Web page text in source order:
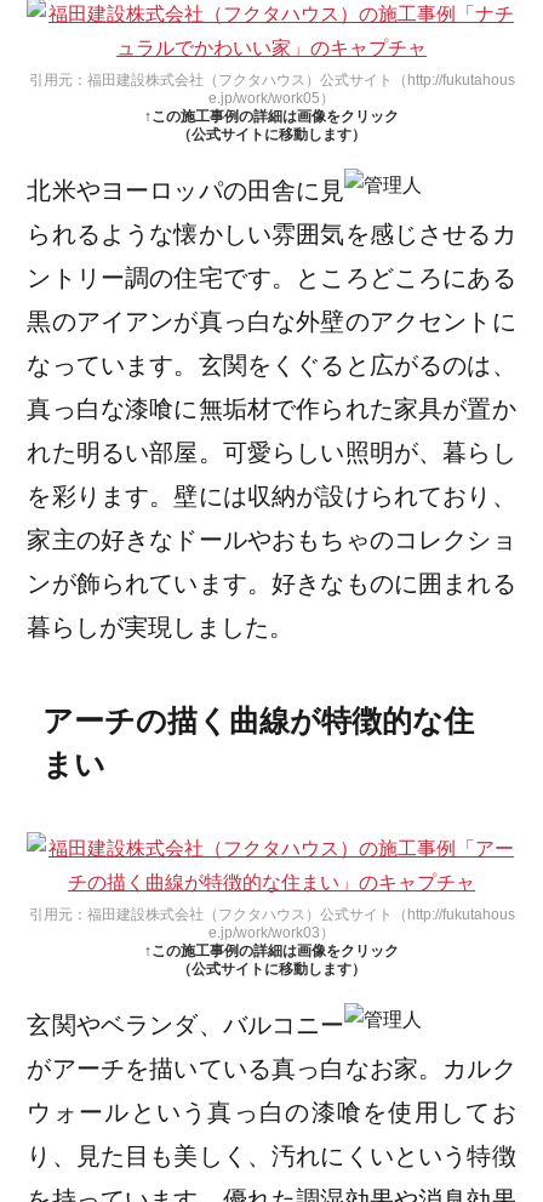
引用元：福田建設株式会社（フクタハウス）公式サイト（http://fukutahous
e.jp/work/work05）
↑この施工事例の詳細は画像をクリック
（公式サイトに移動します）
北米やヨーロッパの田舎に見
られるような懐かしい雰囲気を感じさせるカ
ントリー調の住宅です。ところどころにある
黒のアイアンが真っ白な外壁のアクセントに
なっています。玄関をくぐると広がるのは、
真っ白な漆喰に無垢材で作られた家具が置か
れた明るい部屋。可愛らしい照明が、暮らし
を彩ります。壁には収納が設けられており、
家主の好きなドールやおもちゃのコレクショ
ンが飾られています。好きなものに囲まれる
暮らしが実現しました。
アーチの描く曲線が特徴的な住
まい
引用元：福田建設株式会社（フクタハウス）公式サイト（http://fukutahous
e.jp/work/work03）
↑この施工事例の詳細は画像をクリック
（公式サイトに移動します）
玄関やベランダ、バルコニー
がアーチを描いている真っ白なお家。カルク
ウォールという真っ白の漆喰を使用してお
り、見た目も美しく、汚れにくいという特徴